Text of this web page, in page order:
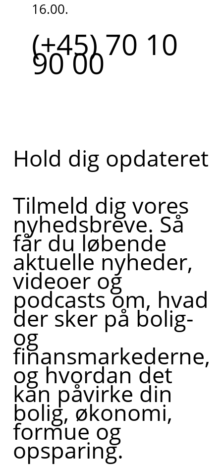
16.00.
(+45) 70 10
90 00
Hold dig opdateret
Tilmeld dig vores
nyhedsbreve. Så
får du løbende
aktuelle nyheder,
videoer og
podcasts om, hvad
der sker på bolig-
og
finansmarkederne,
og hvordan det
kan påvirke din
bolig, økonomi,
formue og
opsparing.